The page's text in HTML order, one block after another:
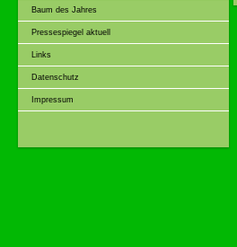
Baum des Jahres
Pressespiegel aktuell
Links
Datenschutz
Impressum